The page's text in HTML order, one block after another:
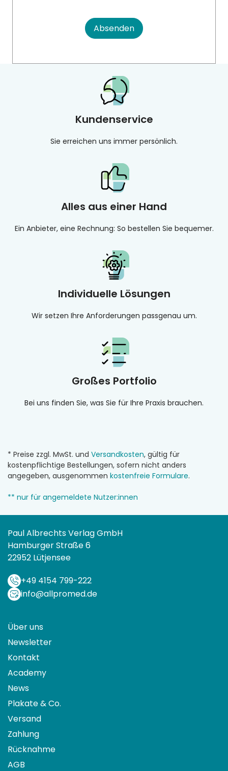
Absenden
Kundenservice
Sie erreichen uns immer persönlich.
Alles aus einer Hand
Ein Anbieter, eine Rechnung: So bestellen Sie bequemer.
Individuelle Lösungen
Wir setzen Ihre Anforderungen passgenau um.
Großes Portfolio
Bei uns finden Sie, was Sie für Ihre Praxis brauchen.
* Preise zzgl. MwSt. und Versandkosten, gültig für
kostenpflichtige Bestellungen, sofern nicht anders
angegeben, ausgenommen kostenfreie Formulare.
** nur für angemeldete Nutzer:innen
Paul Albrechts Verlag GmbH
Hamburger Straße 6
22952 Lütjensee
+49 4154 799-222
info@allpromed.de
Über uns
Newsletter
Kontakt
Academy
News
Plakate & Co.
Versand
Zahlung
Rücknahme
AGB